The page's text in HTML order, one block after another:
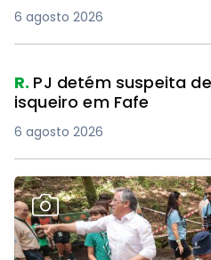
6 agosto 2026
R. PJ detém suspeita
isqueiro em Fafe
6 agosto 2026